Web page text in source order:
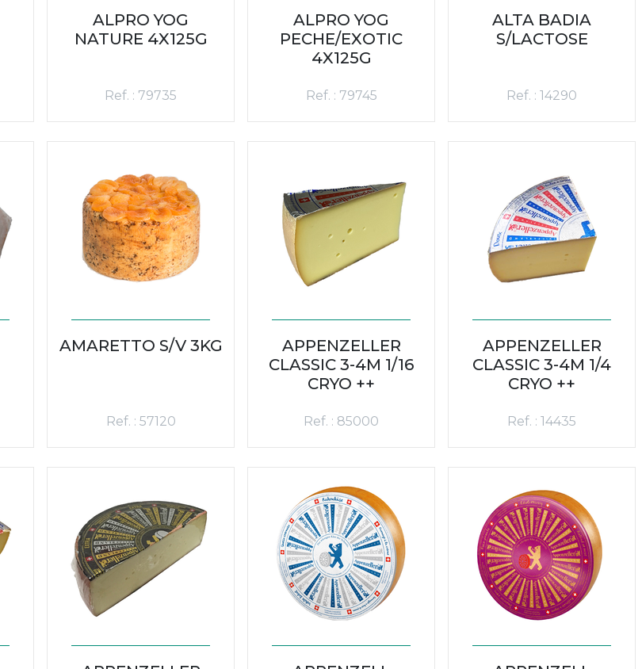
ALPRO YOG
NATURE 4X125G
Ref. : 79735
ALPRO YOG
PECHE/EXOTIC
4X125G
Ref. : 79745
ALTA BADIA
S/LACTOSE
Ref. : 14290
AMARETTO S/V 3KG
Ref. : 57120
APPENZELLER
CLASSIC 3-4M 1/16
CRYO ++
Ref. : 85000
APPENZELLER
CLASSIC 3-4M 1/4
CRYO ++
Ref. : 14435